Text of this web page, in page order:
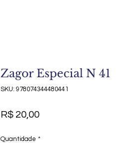
Zagor Especial N 41
SKU: 978074344480441
R$ 20,00Preço
Quantidade *